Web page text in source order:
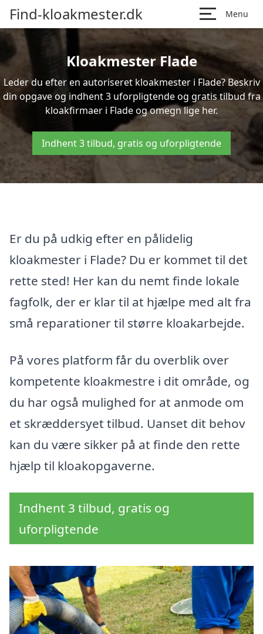
Find-kloakmester.dk Menu
Kloakmester Flade
Leder du efter en autoriseret kloakmester i Flade? Beskriv
din opgave og indhent 3 uforpligtende og gratis tilbud fra
kloakfirmaer i Flade og omegn lige her.
Indhent 3 tilbud, gratis og uforpligtende
Er du på udkig efter en pålidelig
kloakmester i Flade? Du er kommet til det
rette sted! Her kan du nemt finde lokale
fagfolk, der er klar til at hjælpe med alt fra
små reparationer til større kloakarbejde.
På vores platform får du overblik over
kompetente kloakmestre i dit område, og
du har også mulighed for at anmode om
et skræddersyet tilbud. Uanset dit behov
kan du være sikker på at finde den rette
hjælp til kloakopgaverne.
Indhent 3 tilbud, gratis og
uforpligtende